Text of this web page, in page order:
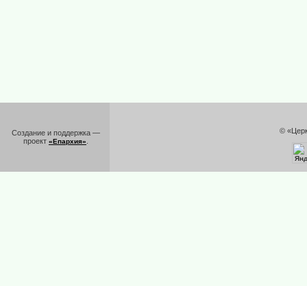
Создание и поддержка —
проект «Епархия»
©